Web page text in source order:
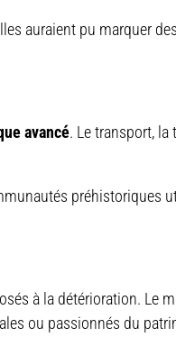
auraient pu marquer
avancé. Le transport, la
préhistoriques
à la détérioration. Le
ou passionnés du